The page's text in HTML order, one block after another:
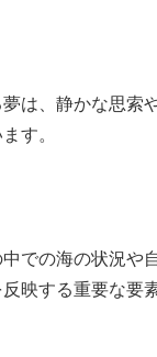
は、静かな思索
す。
での海の状況や
映する重要な要